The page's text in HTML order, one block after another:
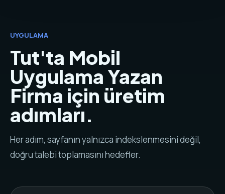
UYGULAMA
Tut'ta Mobil
Uygulama Yazan
Firma için üretim
adımları.
Her adım, sayfanın yalnızca indekslenmesini değil,
doğru talebi toplamasını hedefler.